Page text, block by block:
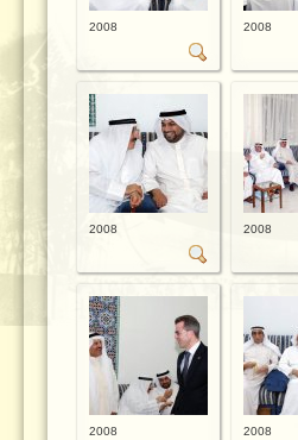
2008 2008
2008 2008
2008 2008